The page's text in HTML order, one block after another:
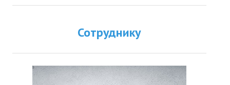
Сотруднику